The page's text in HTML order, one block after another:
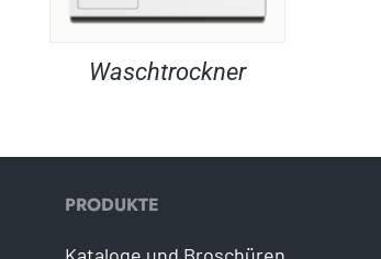
Waschtrockner
PRODUKTE